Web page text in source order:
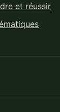
et réussir